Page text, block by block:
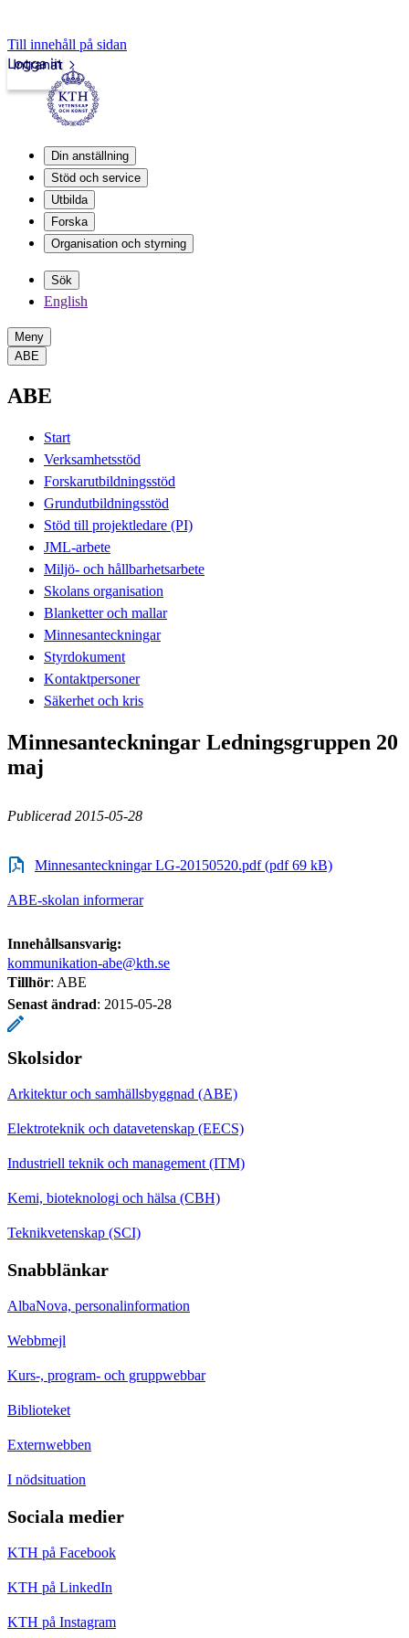
Till innehåll på sidan
Intranät
Logga in
Din anställning
Stöd och service
Utbilda
Forska
Organisation och styrning
Sök
English
Meny
ABE
ABE
Start
Verksamhetsstöd
Forskarutbildningsstöd
Grundutbildningsstöd
Stöd till projektledare (PI)
JML-arbete
Miljö- och hållbarhetsarbete
Skolans organisation
Blanketter och mallar
Minnesanteckningar
Styrdokument
Kontaktpersoner
Säkerhet och kris
Minnesanteckningar Ledningsgruppen 20
maj
Publicerad 2015-05-28
Minnesanteckningar LG-20150520.pdf (pdf 69 kB)
ABE-skolan informerar
Innehållsansvarig:
kommunikation-abe@kth.se
Tillhör: ABE
Senast ändrad: 2015-05-28
Skolsidor
Arkitektur och samhällsbyggnad (ABE)
Elektroteknik och datavetenskap (EECS)
Industriell teknik och management (ITM)
Kemi, bioteknologi och hälsa (CBH)
Teknikvetenskap (SCI)
Snabblänkar
AlbaNova, personalinformation
Webbmejl
Kurs-, program- och gruppwebbar
Biblioteket
Externwebben
I nödsituation
Sociala medier
KTH på Facebook
KTH på LinkedIn
KTH på Instagram